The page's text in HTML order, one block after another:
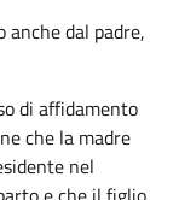
anche dal padre,
di affidamento
che la madre
nel